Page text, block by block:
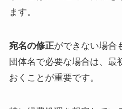
ます。
宛名の修正ができない場合
団体名で必要な場合は、最
おくことが重要です。